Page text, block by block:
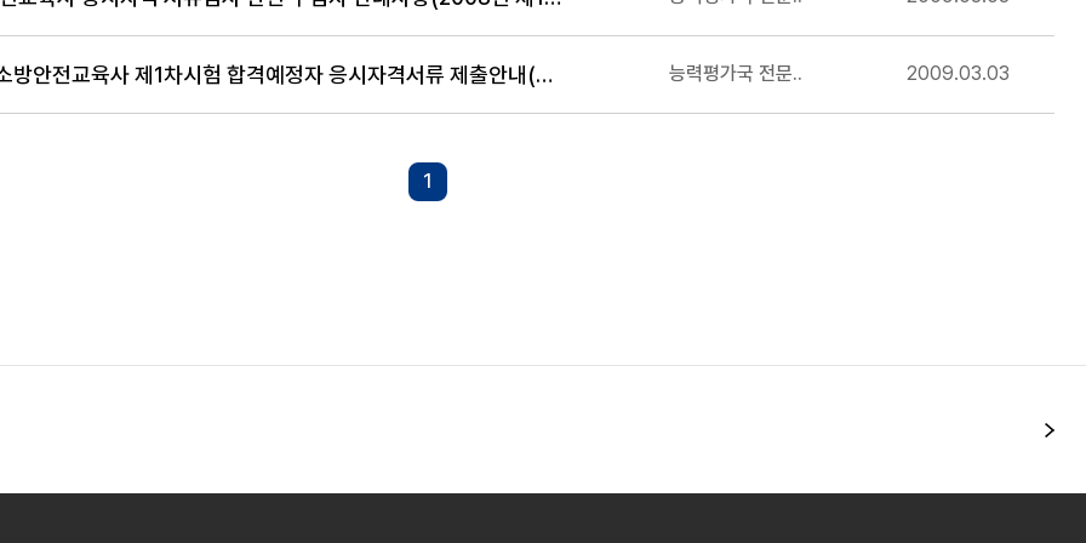
제1회 소방안전교육사 제1차시험 합격예정자 응시자격서류 제출안내(참고자료) 능력평가국 전문.. 2009.03.03
1